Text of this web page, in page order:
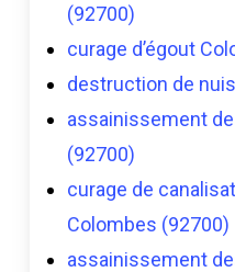
(92700)
curage d’égout
destruction de
assainissement
(92700)
curage de
Colombes (92700)
assainissement